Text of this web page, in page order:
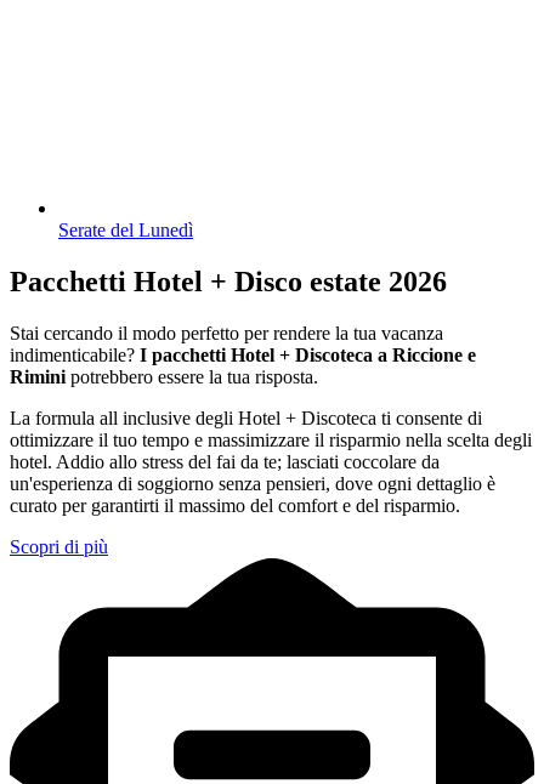
Serate del Lunedì
Pacchetti Hotel + Disco estate 2026
Stai cercando il modo perfetto per rendere la tua vacanza
indimenticabile? I pacchetti Hotel + Discoteca a Riccione e
Rimini potrebbero essere la tua risposta.
La formula all inclusive degli Hotel + Discoteca ti consente di
ottimizzare il tuo tempo e massimizzare il risparmio nella scelta degli
hotel. Addio allo stress del fai da te; lasciati coccolare da
un'esperienza di soggiorno senza pensieri, dove ogni dettaglio è
curato per garantirti il massimo del comfort e del risparmio.
Scopri di più